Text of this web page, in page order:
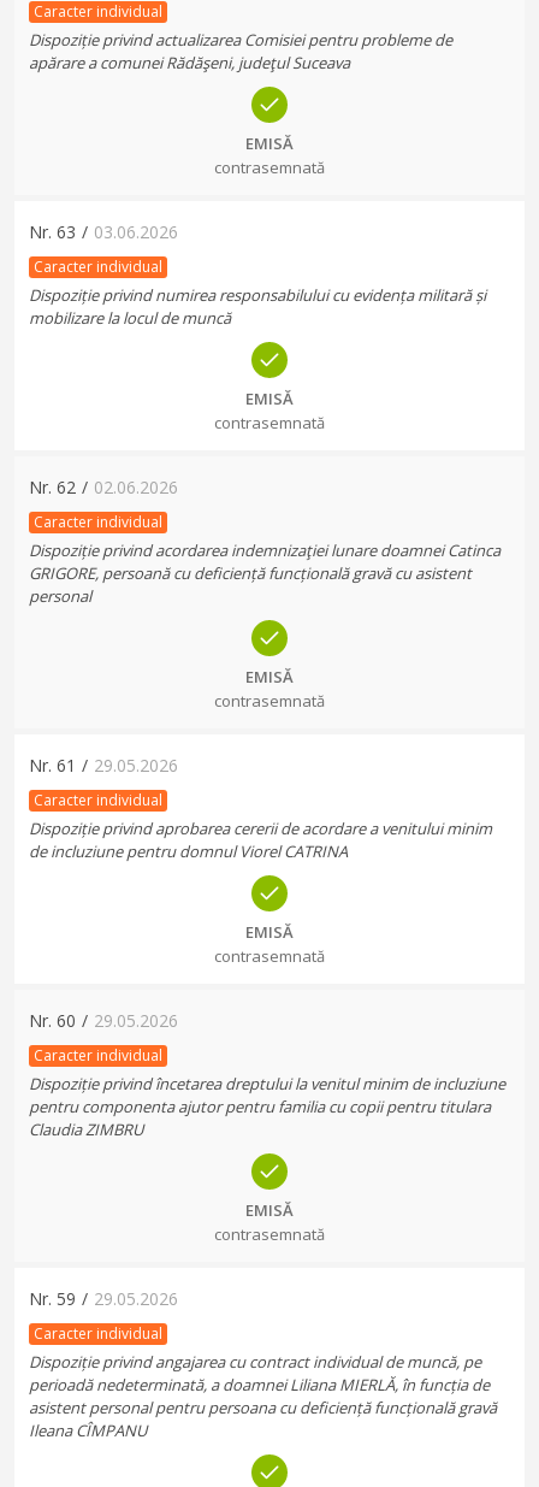
Caracter individual
Dispoziție privind actualizarea Comisiei pentru probleme de
apărare a comunei Rădăşeni, judeţul Suceava
EMISĂ
contrasemnată
Nr. 63 / 03.06.2026
Caracter individual
Dispoziție privind numirea responsabilului cu evidența militară și
mobilizare la locul de muncă
EMISĂ
contrasemnată
Nr. 62 / 02.06.2026
Caracter individual
Dispoziție privind acordarea indemnizaţiei lunare doamnei Catinca
GRIGORE, persoană cu deficiență funcțională gravă cu asistent
personal
EMISĂ
contrasemnată
Nr. 61 / 29.05.2026
Caracter individual
Dispoziție privind aprobarea cererii de acordare a venitului minim
de incluziune pentru domnul Viorel CATRINA
EMISĂ
contrasemnată
Nr. 60 / 29.05.2026
Caracter individual
Dispoziție privind încetarea dreptului la venitul minim de incluziune
pentru componenta ajutor pentru familia cu copii pentru titulara
Claudia ZIMBRU
EMISĂ
contrasemnată
Nr. 59 / 29.05.2026
Caracter individual
Dispoziție privind angajarea cu contract individual de muncă, pe
perioadă nedeterminată, a doamnei Liliana MIERLĂ, în funcția de
asistent personal pentru persoana cu deficiență funcțională gravă
Ileana CÎMPANU